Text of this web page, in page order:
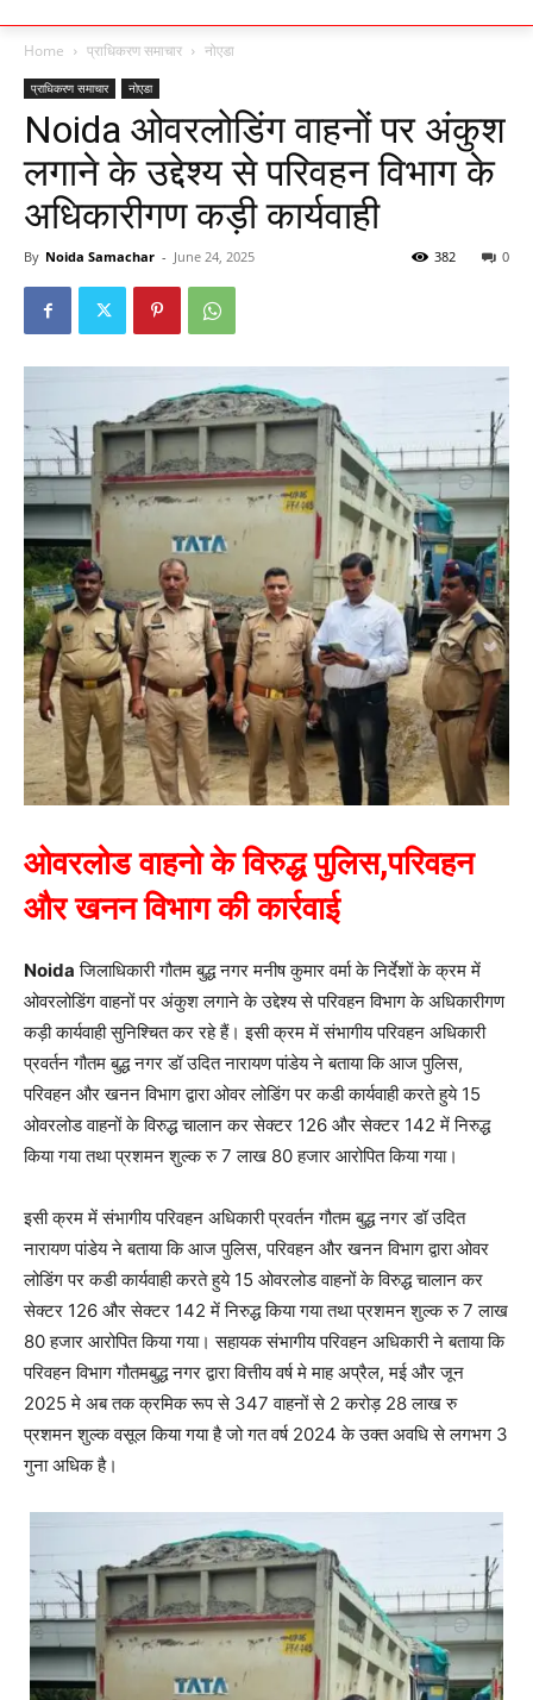
Home प्राधिकरण समाचार नोएडा
प्राधिकरण समाचार नोएडा
Noida ओवरलोडिंग वाहनों पर अंकुश
लगाने के उद्देश्य से परिवहन विभाग के
अधिकारीगण कड़ी कार्यवाही
By Noida Samachar - June 24, 2025 0
382
ओवरलोड वाहनो के विरुद्ध पुलिस,परिवहन
और खनन विभाग की कार्रवाई
Noida जिलाधिकारी गौतम बुद्ध नगर मनीष कुमार वर्मा के निर्देशों के क्रम में
ओवरलोडिंग वाहनों पर अंकुश लगाने के उद्देश्य से परिवहन विभाग के अधिकारीगण
कड़ी कार्यवाही सुनिश्चित कर रहे हैं। इसी क्रम में संभागीय परिवहन अधिकारी
प्रवर्तन गौतम बुद्ध नगर डॉ उदित नारायण पांडेय ने बताया कि आज पुलिस,
परिवहन और खनन विभाग द्वारा ओवर लोडिंग पर कडी कार्यवाही करते हुये 15
ओवरलोड वाहनों के विरुद्ध चालान कर सेक्टर 126 और सेक्टर 142 में निरुद्ध
किया गया तथा प्रशमन शुल्क रु 7 लाख 80 हजार आरोपित किया गया।
इसी क्रम में संभागीय परिवहन अधिकारी प्रवर्तन गौतम बुद्ध नगर डॉ उदित
नारायण पांडेय ने बताया कि आज पुलिस, परिवहन और खनन विभाग द्वारा ओवर
लोडिंग पर कडी कार्यवाही करते हुये 15 ओवरलोड वाहनों के विरुद्ध चालान कर
सेक्टर 126 और सेक्टर 142 में निरुद्ध किया गया तथा प्रशमन शुल्क रु 7 लाख
80 हजार आरोपित किया गया। सहायक संभागीय परिवहन अधिकारी ने बताया कि
परिवहन विभाग गौतमबुद्ध नगर द्वारा वित्तीय वर्ष मे माह अप्रैल, मई और जून
2025 मे अब तक क्रमिक रूप से 347 वाहनों से 2 करोड़ 28 लाख रु
प्रशमन शुल्क वसूल किया गया है जो गत वर्ष 2024 के उक्त अवधि से लगभग 3
गुना अधिक है।